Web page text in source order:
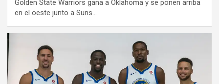
Golden State Warriors gana a Oklahoma y se ponen arriba
en el oeste junto a Suns…